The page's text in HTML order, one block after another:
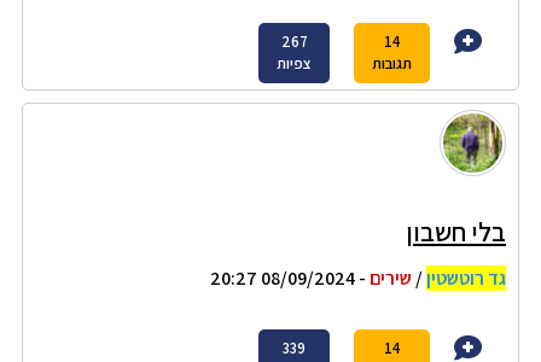
14
תגובות
267
צפיות
בלי חשבון
גד רוטשטין/ שירים - 08/09/2024 20:27
14
339